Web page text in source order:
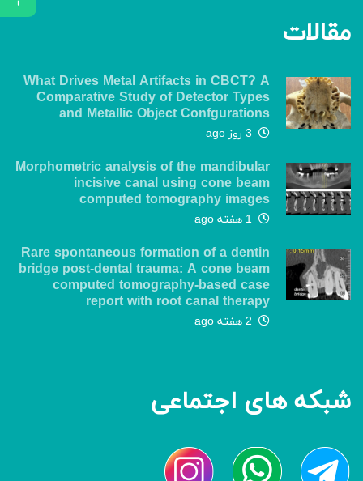
مقالات
What Drives Metal Artifacts in CBCT? A
Comparative Study of Detector Types
and Metallic Object Confgurations
3 روز ago
Morphometric analysis of the mandibular
incisive canal using cone beam
computed tomography images
1 هفته ago
Rare spontaneous formation of a dentin
bridge post-dental trauma: A cone beam
computed tomography-based case
report with root canal therapy
2 هفته ago
شبکه های اجتماعی